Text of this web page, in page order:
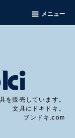
メニュー
を販売しています。
文具にドキドキ。
ブンドキ.com